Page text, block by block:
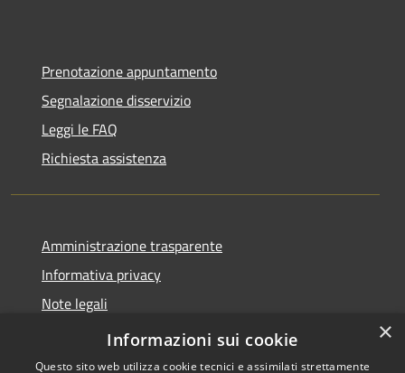
Prenotazione appuntamento
Segnalazione disservizio
Leggi le FAQ
Richiesta assistenza
Amministrazione trasparente
Informativa privacy
Note legali
Dichiarazione di accessibilità
×
Informazioni sui cookie
Questo sito web utilizza cookie tecnici e assimilati strettamente